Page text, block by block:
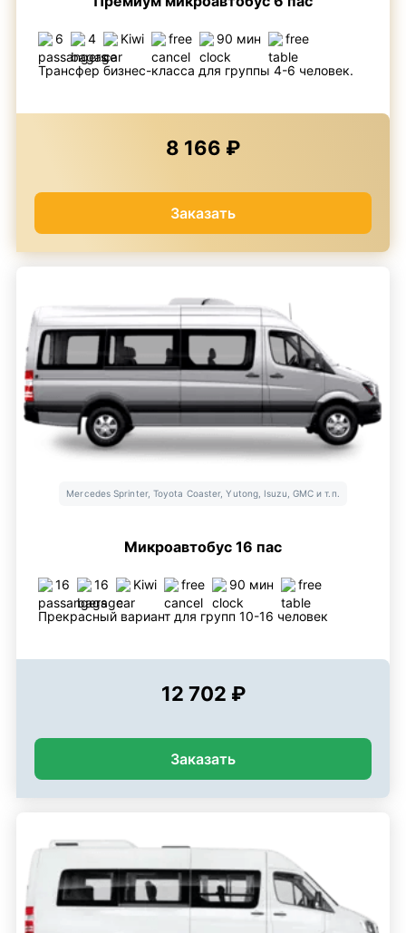
6 4 Kiwi free 90 мин free
Трансфер бизнес-класса для группы 4-6 человек.
8 166 ₽
Заказать
Mercedes Sprinter, Toyota Coaster, Yutong, Isuzu, GMC и т.п.
Микроавтобус 16 пас
16 16 Kiwi free 90 мин free
Прекрасный вариант для групп 10-16 человек
12 702 ₽
Заказать